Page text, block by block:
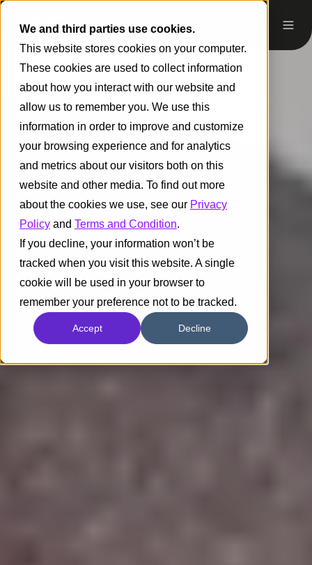
We and third parties use cookies.
This website stores cookies on your computer.
These cookies are used to collect information
about how you interact with our website and
allow us to remember you. We use this
information in order to improve and customize
your browsing experience and for analytics
and metrics about our visitors both on this
website and other media. To find out more
about the cookies we use, see our Privacy
Policy and Terms and Condition.
If you decline, your information won’t be
tracked when you visit this website. A single
cookie will be used in your browser to
remember your preference not to be tracked.
Accept Decline